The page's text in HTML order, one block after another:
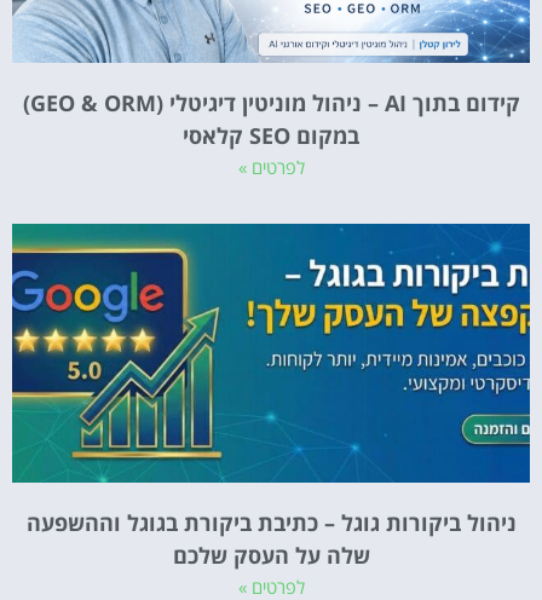
קידום בתוך AI – ניהול מוניטין דיגיטלי (GEO & ORM)
במקום SEO קלאסי
לפרטים »
ניהול ביקורות גוגל – כתיבת ביקורת בגוגל וההשפעה
שלה על העסק שלכם
לפרטים »